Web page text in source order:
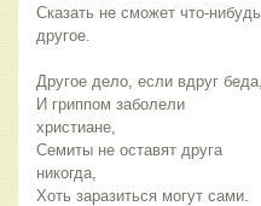
Сказать не сможет что-нибудь
другое.
Другое дело, если вдруг беда,
И гриппом заболели
христиане,
Семиты не оставят друга
никогда,
Хоть заразиться могут сами.